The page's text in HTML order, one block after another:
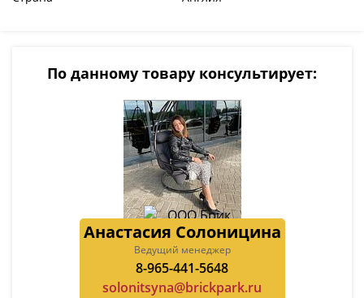
По данному товару консультирует:
Анастасия Солоницина
Ведущий менеджер
8-965-441-5648
solonitsyna@brickpark.ru